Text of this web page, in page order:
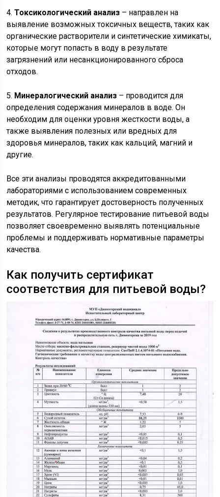
4.Токсикологический анализ – направлен на
выявление возможных токсичных веществ, таких как
органические растворители и синтетические химикаты,
которые могут попасть в воду в результате
загрязнений или несанкционированного сброса
отходов.
5. Минералогический анализ – проводится для
определения содержания минералов в воде. Он
необходим для оценки уровня жесткости воды, а
также выявления полезных или вредных для
здоровья минералов, таких как кальций, магний и
другие.
Все эти анализы проводятся аккредитованными
лабораториями с использованием современных
методик, что гарантирует достоверность полученных
результатов. Регулярное тестирование питьевой воды
позволяет своевременно выявлять потенциальные
проблемы и поддерживать нормативные параметры
качества.
Как получить сертификат
соответствия для питьевой воды?